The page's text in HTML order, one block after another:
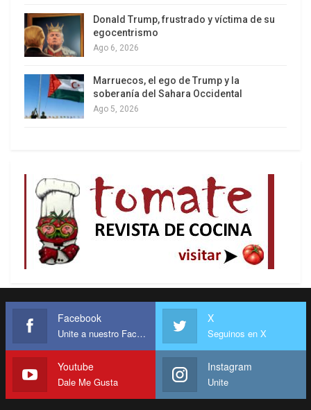
Los latinos le van dando la espalda a Trump
Donald Trump, frustrado y víctima de su
egocentrismo
Ago 6, 2026
Marruecos, el ego de Trump y la
soberanía del Sahara Occidental
Ago 5, 2026
Facebook
Unite a nuestro Facebook
X
Seguinos en X
Youtube
Dale Me Gusta
Instagram
Unite